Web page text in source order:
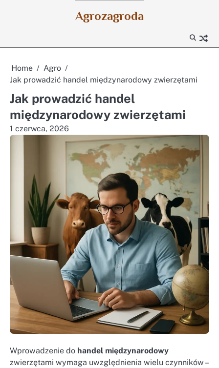
Agrozagroda
Home
Agro
Jak prowadzić handel międzynarodowy zwierzętami
Jak prowadzić handel
międzynarodowy zwierzętami
1 czerwca, 2026
Wprowadzenie do handel międzynarodowy
zwierzętami wymaga uwzględnienia wielu czynników –